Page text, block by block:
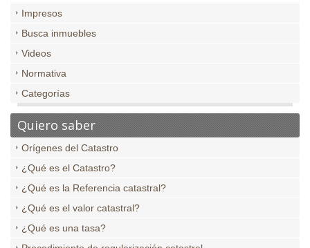
Impresos
Busca inmuebles
Videos
Normativa
Categorías
Quiero saber
Orígenes del Catastro
¿Qué es el Catastro?
¿Qué es la Referencia catastral?
¿Qué es el valor catastral?
¿Qué es una tasa?